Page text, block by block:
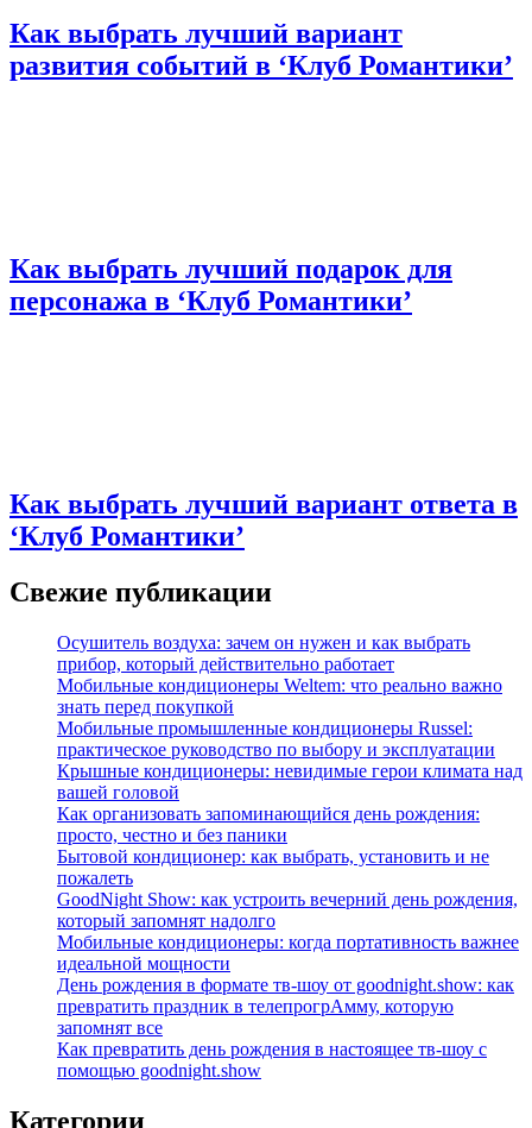
Как выбрать лучший вариант
развития событий в ‘Клуб Романтики’
Как выбрать лучший подарок для
персонажа в ‘Клуб Романтики’
Как выбрать лучший вариант ответа в
‘Клуб Романтики’
Свежие публикации
Осушитель воздуха: зачем он нужен и как выбрать
прибор, который действительно работает
Мобильные кондиционеры Weltem: что реально важно
знать перед покупкой
Мобильные промышленные кондиционеры Russel:
практическое руководство по выбору и эксплуатации
Крышные кондиционеры: невидимые герои климата над
вашей головой
Как организовать запоминающийся день рождения:
просто, честно и без паники
Бытовой кондиционер: как выбрать, установить и не
пожалеть
GoodNight Show: как устроить вечерний день рождения,
который запомнят надолго
Мобильные кондиционеры: когда портативность важнее
идеальной мощности
День рождения в формате тв‑шоу от goodnight.show: как
превратить праздник в телепрогрАмму, которую
запомнят все
Как превратить день рождения в настоящее тв-шоу с
помощью goodnight.show
Категории